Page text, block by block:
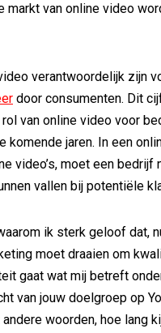
markt van online video
verantwoordelijk zijn
door consumenten. Dit
van online video voor
komende jaren. In een
video’s, moet een bedrijf
vallen bij potentiële
ik sterk geloof dat,
moet draaien om
gaat wat mij betreft
van jouw doelgroep op
woorden, hoe lang